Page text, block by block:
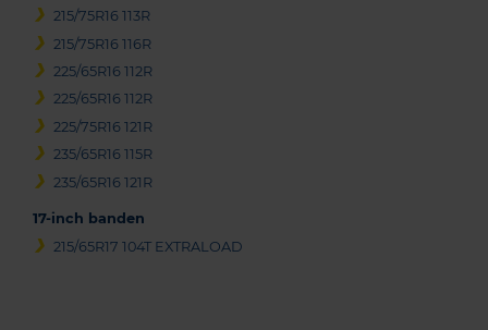
215/75R16 113R
215/75R16 116R
225/65R16 112R
225/65R16 112R
225/75R16 121R
235/65R16 115R
235/65R16 121R
17-inch banden
215/65R17 104T EXTRALOAD